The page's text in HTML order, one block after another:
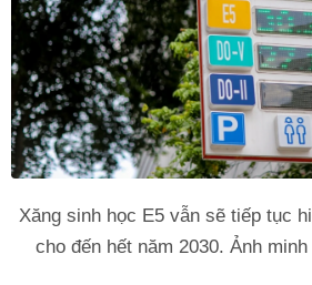
Xăng sinh học E5 vẫn sẽ tiếp tục
cho đến hết năm 2030. Ảnh